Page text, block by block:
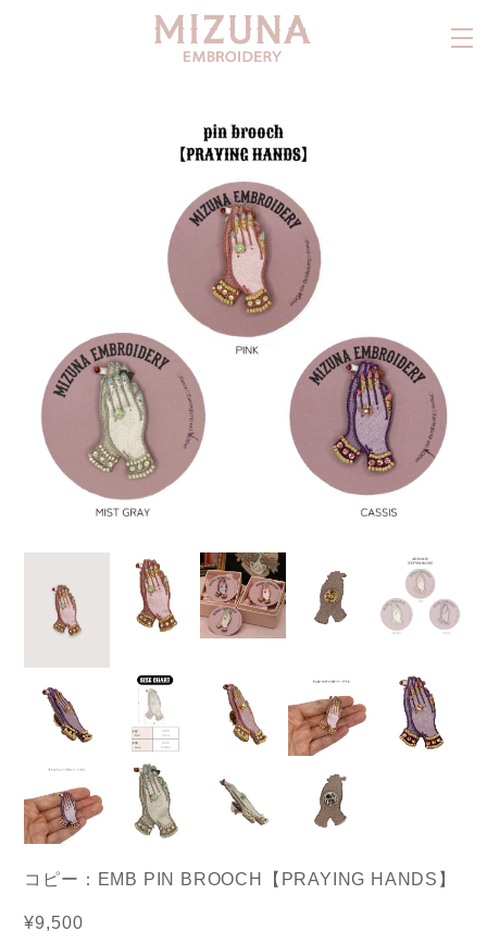
コピー：EMB PIN BROOCH【PRAYING HANDS】
¥9,500